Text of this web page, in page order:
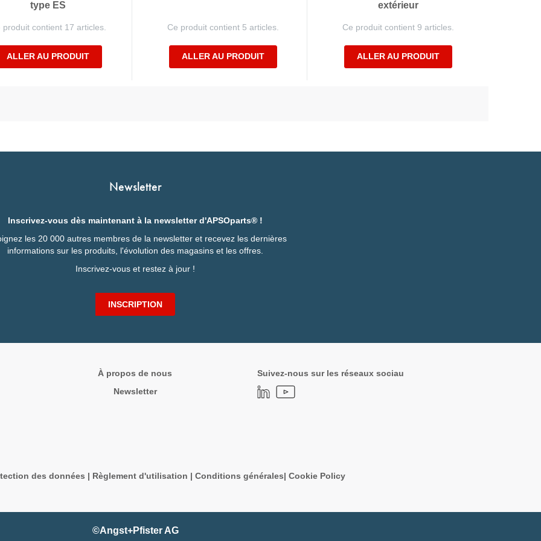
type ES
produit contient 17 articles.
ALLER AU PRODUIT
Ce produit contient 5 articles.
ALLER AU PRODUIT
extérieur
Ce produit contient 9 articles.
ALLER AU PRODUIT
Newsletter
Inscrivez-vous dès maintenant à la newsletter d'APSOparts® !
les 20 000 autres membres de la newsletter et recevez les dernières
informations sur les produits, l'évolution des magasins et les offres.
Inscrivez-vous et restez à jour !
INSCRIPTION
À propos de nous
Newsletter
Suivez-nous sur les réseaux sociau
des données | Règlement d'utilisation | Conditions générales| Cookie Policy
©Angst+Pfister AG